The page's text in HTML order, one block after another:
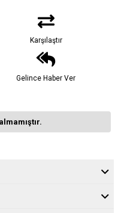
Karşılaştır
Gelince Haber Ver